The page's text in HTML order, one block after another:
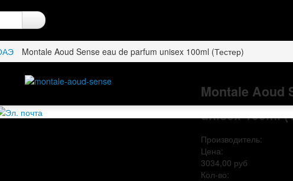
Montale Aoud Sense eau de parfum unisex 100ml (Тестер)
Montale Aoud
unisex 100ml
Производитель:
Цена:
3034,00 руб
Кол-во: